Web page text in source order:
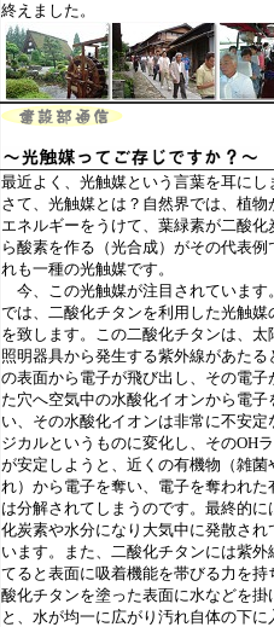
終えました。
最近よく、光触媒という言葉を耳にし
さて、光触媒とは？自然界では、植物
エネルギーをうけて、葉緑素が二酸化
ら酸素を作る（光合成）がその代表例
れも一種の光触媒です。
今、この光触媒が注目されています
では、二酸化チタンを利用した光触媒
を致します。この二酸化チタンは、太
照明器具から発生する紫外線があたる
の表面から電子が飛び出し、その電子
た穴へ空気中の水酸化イオンから電子
い、その水酸化イオンは非常に不安定
ジカルというものに変化し、そのOH
が安定しようと、近くの有機物（雑菌
れ）から電子を奪い、電子を奪われた
は分解されてしまうのです。最終的に
化炭素や水分になり大気中に発散され
います。また、二酸化チタンには紫外
てると表面に吸着機能を帯びる力を持
酸化チタンを塗った表面に水などを掛
と、水が均一に広がり汚れ自体の下に